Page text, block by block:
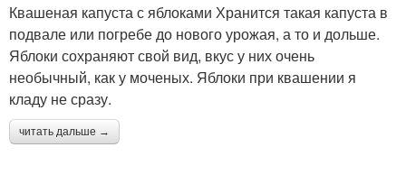
Квашеная капуста с яблоками Хранится такая капуста в
подвале или погребе до нового урожая, а то и дольше.
Яблоки сохраняют свой вид, вкус у них очень
необычный, как у моченых. Яблоки при квашении я
кладу не сразу.
читать дальше →